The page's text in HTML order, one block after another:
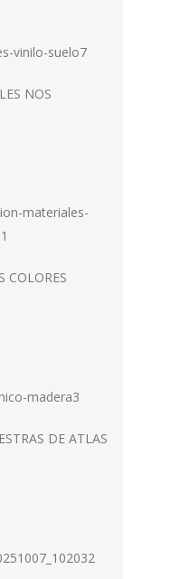
NOS
COLORES
DE ATLAS